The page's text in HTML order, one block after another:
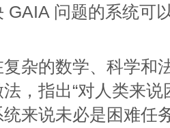
GAIA 问题的系统可
杂的数学、科学和
，指出“对人类来
来说未必是困难任